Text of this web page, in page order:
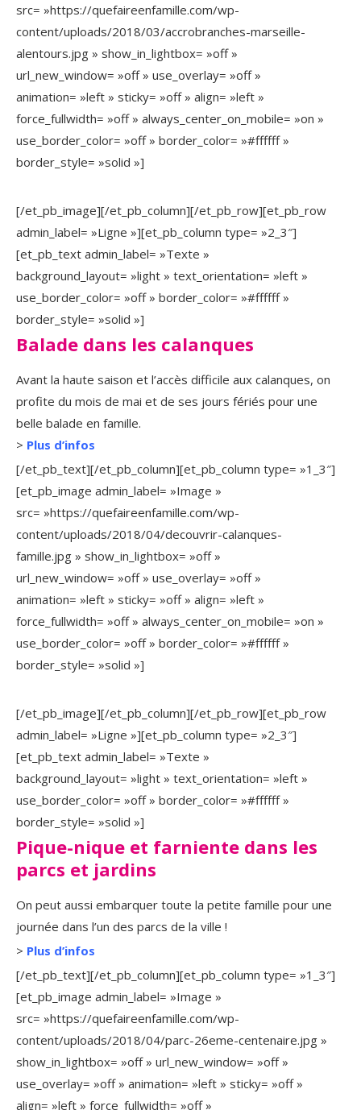
src= »https://quefaireenfamille.com/wp-
content/uploads/2018/03/accrobranches-marseille-
alentours.jpg » show_in_lightbox= »off »
url_new_window= »off » use_overlay= »off »
animation= »left » sticky= »off » align= »left »
force_fullwidth= »off » always_center_on_mobile= »on »
use_border_color= »off » border_color= »#ffffff »
border_style= »solid »]
[/et_pb_image][/et_pb_column][/et_pb_row][et_pb_row
admin_label= »Ligne »][et_pb_column type= »2_3″]
[et_pb_text admin_label= »Texte »
background_layout= »light » text_orientation= »left »
use_border_color= »off » border_color= »#ffffff »
border_style= »solid »]
Balade dans les calanques
Avant la haute saison et l’accès difficile aux calanques, on
profite du mois de mai et de ses jours fériés pour une
belle balade en famille.
> Plus d’infos
[/et_pb_text][/et_pb_column][et_pb_column type= »1_3″]
[et_pb_image admin_label= »Image »
src= »https://quefaireenfamille.com/wp-
content/uploads/2018/04/decouvrir-calanques-
famille.jpg » show_in_lightbox= »off »
url_new_window= »off » use_overlay= »off »
animation= »left » sticky= »off » align= »left »
force_fullwidth= »off » always_center_on_mobile= »on »
use_border_color= »off » border_color= »#ffffff »
border_style= »solid »]
[/et_pb_image][/et_pb_column][/et_pb_row][et_pb_row
admin_label= »Ligne »][et_pb_column type= »2_3″]
[et_pb_text admin_label= »Texte »
background_layout= »light » text_orientation= »left »
use_border_color= »off » border_color= »#ffffff »
border_style= »solid »]
Pique-nique et farniente dans les
parcs et jardins
On peut aussi embarquer toute la petite famille pour une
journée dans l’un des parcs de la ville !
> Plus d’infos
[/et_pb_text][/et_pb_column][et_pb_column type= »1_3″]
[et_pb_image admin_label= »Image »
src= »https://quefaireenfamille.com/wp-
content/uploads/2018/04/parc-26eme-centenaire.jpg »
show_in_lightbox= »off » url_new_window= »off »
use_overlay= »off » animation= »left » sticky= »off »
align= »left » force_fullwidth= »off »